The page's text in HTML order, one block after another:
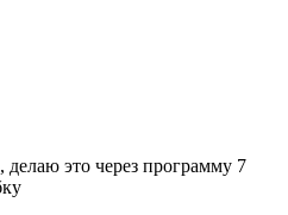
делаю это через программу 7